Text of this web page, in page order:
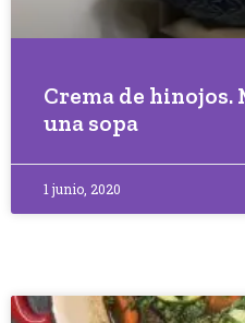
Crema de hinojos.
una sopa
1 junio, 2020